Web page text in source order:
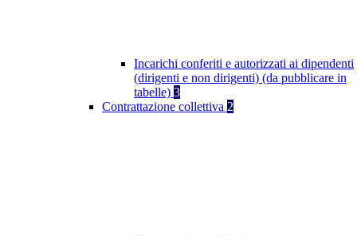
Incarichi conferiti e autorizzati ai dipendenti
(dirigenti e non dirigenti) (da pubblicare in
tabelle) 3
Contrattazione collettiva 2